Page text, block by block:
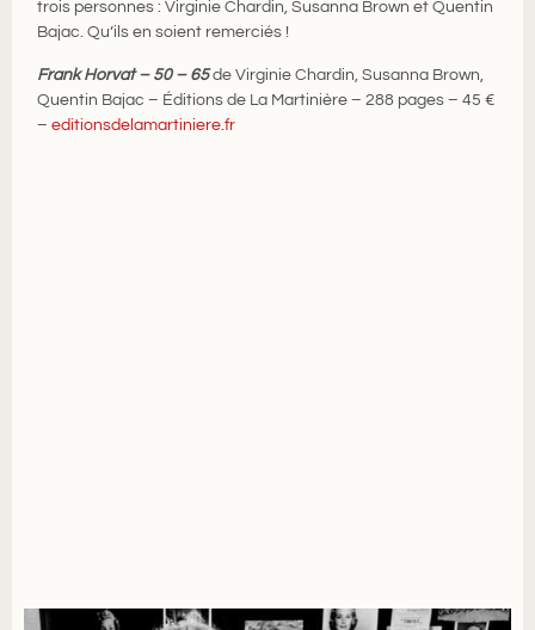
trois personnes : Virginie Chardin, Susanna Brown et Quentin
Bajac. Qu’ils en soient remerciés !
Frank Horvat – 50 – 65de Virginie Chardin, Susanna Brown,
Quentin Bajac – Éditions de La Martinière – 288 pages – 45 €
–editionsdelamartiniere.fr